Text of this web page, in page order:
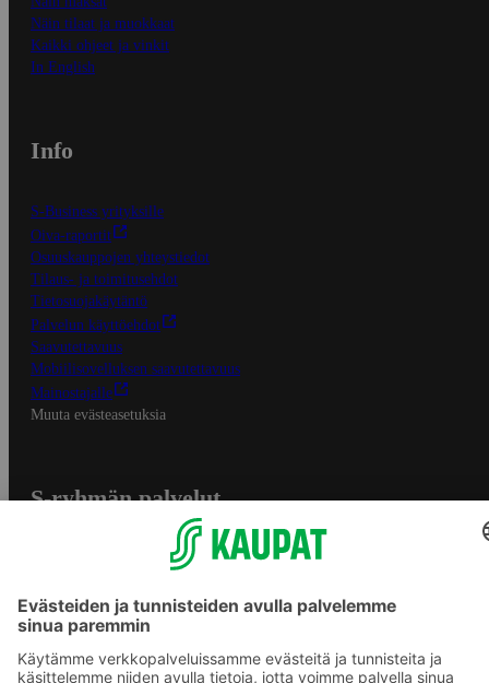
Näin tilaat ja muokkaat
Kaikki ohjeet ja vinkit
In English
Info
S-Business yrityksille
Oiva-raportit
Osuuskauppojen yhteystiedot
Tilaus- ja toimitusehdot
Tietosuojakäytäntö
Palvelun käyttöehdot
Saavutettavuus
Mobiilisovelluksen saavutettavuus
Mainostajalle
Muuta evästeasetuksia
S-ryhmän palvelut
Yhteishyvä Ruoka -sovellus
S-ostoslista -sovellus
Prisma.fi